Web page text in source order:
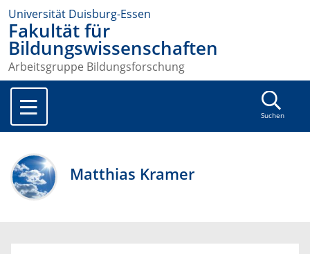
Universität Duisburg-Essen
Fakultät für
Bildungswissenschaften
Arbeitsgruppe Bildungsforschung
Suchen
Matthias Kramer